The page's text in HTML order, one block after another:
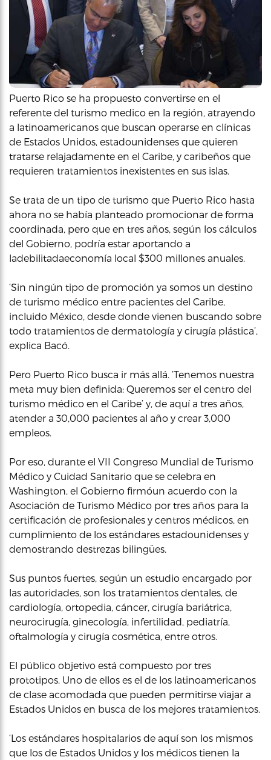
Puerto Rico se ha propuesto convertirse en el
referente del turismo medico en la región, atrayendo
a latinoamericanos que buscan operarse en clínicas
de Estados Unidos, estadounidenses que quieren
tratarse relajadamente en el Caribe, y caribeños que
requieren tratamientos inexistentes en sus islas.
Se trata de un tipo de turismo que Puerto Rico hasta
ahora no se había planteado promocionar de forma
coordinada, pero que en tres años, según los cálculos
del Gobierno, podría estar aportando a
ladebilitadaeconomía local $300 millones anuales.
‘Sin ningún tipo de promoción ya somos un destino
de turismo médico entre pacientes del Caribe,
incluido México, desde donde vienen buscando sobre
todo tratamientos de dermatología y cirugía plástica’,
explica Bacó.
Pero Puerto Rico busca ir más allá. ‘Tenemos nuestra
meta muy bien definida: Queremos ser el centro del
turismo médico en el Caribe’ y, de aquí a tres años,
atender a 30,000 pacientes al año y crear 3,000
empleos.
Por eso, durante el VII Congreso Mundial de Turismo
Médico y Cuidad Sanitario que se celebra en
Washington, el Gobierno firmóun acuerdo con la
Asociación de Turismo Médico por tres años para la
certificación de profesionales y centros médicos, en
cumplimiento de los estándares estadounidenses y
demostrando destrezas bilingües.
Sus puntos fuertes, según un estudio encargado por
las autoridades, son los tratamientos dentales, de
cardiología, ortopedia, cáncer, cirugía bariátrica,
neurocirugía, ginecología, infertilidad, pediatría,
oftalmología y cirugía cosmética, entre otros.
El público objetivo está compuesto por tres
prototipos. Uno de ellos es el de los latinoamericanos
de clase acomodada que pueden permitirse viajar a
Estados Unidos en busca de los mejores tratamientos.
‘Los estándares hospitalarios de aquí son los mismos
que los de Estados Unidos y los médicos tienen la